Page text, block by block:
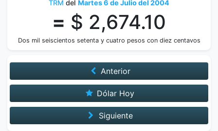
TRM del Martes 6 de Julio del 2004
= $ 2,674.10
Dos mil seiscientos setenta y cuatro pesos con diez centavos
Anterior
Dólar Hoy
Siguiente